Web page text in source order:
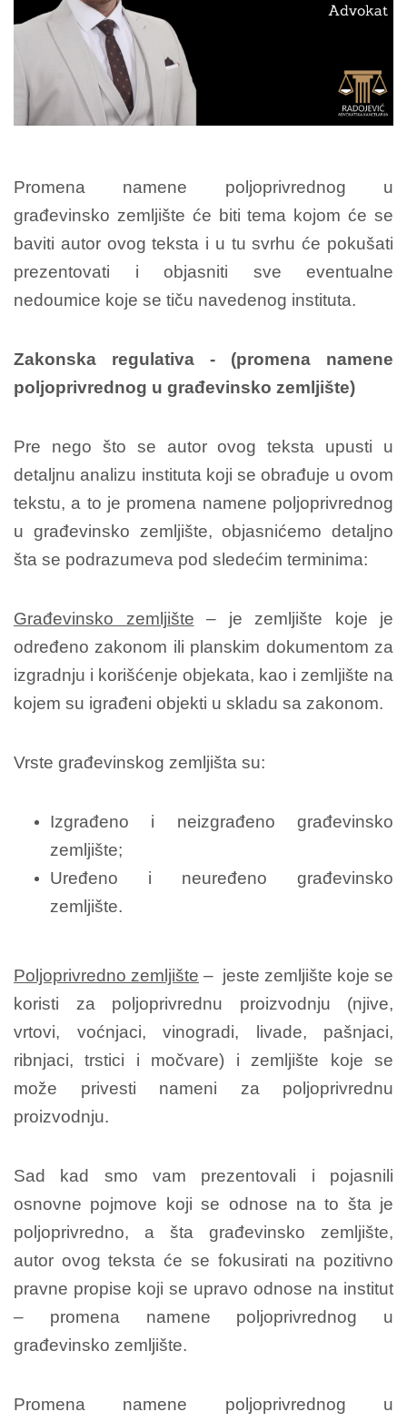
Promena namene poljoprivrednog u
građevinsko zemljište će biti tema kojom će se
baviti autor ovog teksta i u tu svrhu će pokušati
prezentovati i objasniti sve eventualne
nedoumice koje se tiču navedenog instituta.
Zakonska regulativa - (promena namene
poljoprivrednog u građevinsko zemljište)
Pre nego što se autor ovog teksta upusti u
detaljnu analizu instituta koji se obrađuje u ovom
tekstu, a to je promena namene poljoprivrednog
u građevinsko zemljište, objasnićemo detaljno
šta se podrazumeva pod sledećim terminima:
Građevinsko zemljište – je zemljište koje je
određeno zakonom ili planskim dokumentom za
izgradnju i korišćenje objekata, kao i zemljište na
kojem su igrađeni objekti u skladu sa zakonom.
Vrste građevinskog zemljišta su:
Izgrađeno i neizgrađeno građevinsko
zemljište;
Uređeno i neuređeno građevinsko
zemljište.
Poljoprivredno zemljište – jeste zemljište koje se
koristi za poljoprivrednu proizvodnju (njive,
vrtovi, voćnjaci, vinogradi, livade, pašnjaci,
ribnjaci, trstici i močvare) i zemljište koje se
može privesti nameni za poljoprivrednu
proizvodnju.
Sad kad smo vam prezentovali i pojasnili
osnovne pojmove koji se odnose na to šta je
poljoprivredno, a šta građevinsko zemljište,
autor ovog teksta će se fokusirati na pozitivno
pravne propise koji se upravo odnose na institut
– promena namene poljoprivrednog u
građevinsko zemljište.
Promena namene poljoprivrednog u